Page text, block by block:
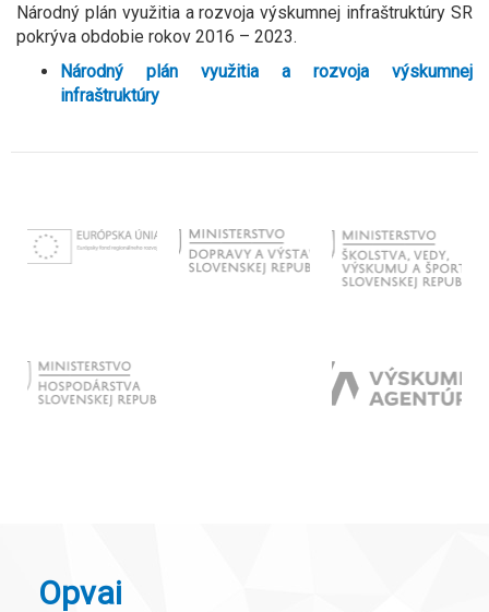
Národný plán využitia a rozvoja výskumnej infraštruktúry SR
pokrýva obdobie rokov 2016 – 2023.
Národný plán využitia a rozvoja výskumnej
infraštruktúry
Opvai